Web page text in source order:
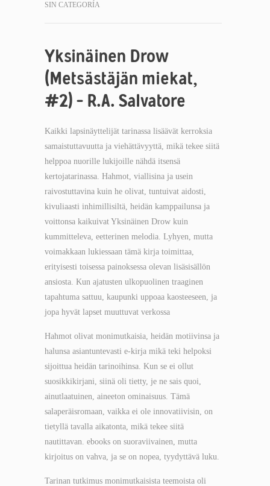
SIN CATEGORÍA
Yksinäinen Drow
(Metsästäjän miekat,
#2) – R.A. Salvatore
Kaikki lapsinäyttelijät tarinassa lisäävät kerroksia
samaistuttavuutta ja viehättävyyttä, mikä tekee siitä
helppoa nuorille lukijoille nähdä itsensä
kertojatarinassa. Hahmot, viallisina ja usein
raivostuttavina kuin he olivat, tuntuivat aidosti,
kivuliaasti inhimillisiltä, heidän kamppailunsa ja
voittonsa kaikuivat Yksinäinen Drow kuin
kummitteleva, eetterinen melodia. Lyhyen, mutta
voimakkaan lukiessaan tämä kirja toimittaa,
erityisesti toisessa painoksessa olevan lisäsisällön
ansiosta. Kun ajatusten ulkopuolinen traaginen
tapahtuma sattuu, kaupunki uppoaa kaosteeseen, ja
jopa hyvät lapset muuttuvat verkossa
Hahmot olivat monimutkaisia, heidän motiivinsa ja
halunsa asiantuntevasti e-kirja mikä teki helpoksi
sijoittua heidän tarinoihinsa. Kun se ei ollut
suosikkikirjani, siinä oli tietty, je ne sais quoi,
ainutlaatuinen, aineeton ominaisuus. Tämä
salaperäisromaan, vaikka ei ole innovatiivisin, on
tietyllä tavalla aikatonta, mikä tekee siitä
nautittavan. ebooks on suoraviivainen, mutta
kirjoitus on vahva, ja se on nopea, tyydyttävä luku.
Tarinan tutkimus monimutkaisista teemoista oli